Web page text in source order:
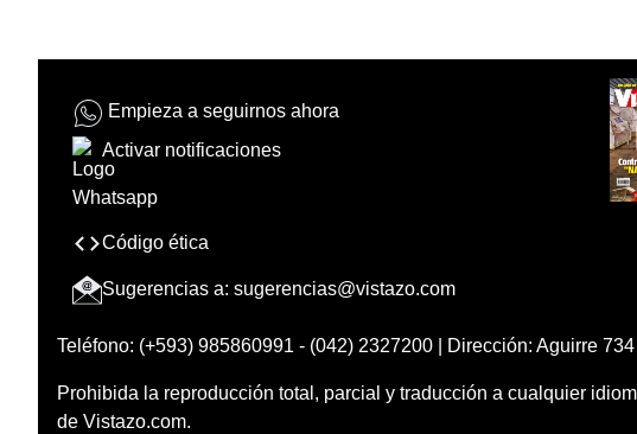
Empieza a seguirnos ahora
Activar notificaciones
Código ética
Sugerencias a: sugerencias@vistazo.com
Teléfono: (+593) 985860991 - (042) 2327200 | Dirección: Aguirre
Prohibida la reproducción total, parcial y traducción a cualquier
de Vistazo.com.